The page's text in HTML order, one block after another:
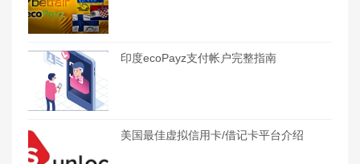
印度ecoPayz支付帐户完整指南
美国最佳虚拟信用卡/借记卡平台介绍